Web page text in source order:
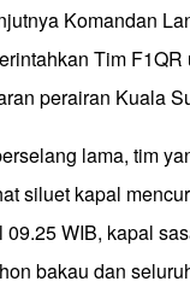
Komandan
Tim
perairan Kuala
lama, tim
siluet kapal
09.25 WIB, kapal
bakau dan